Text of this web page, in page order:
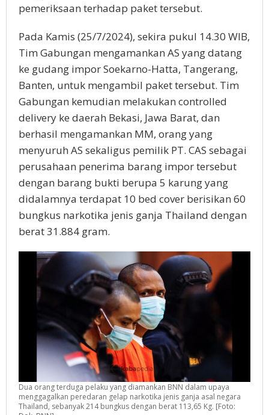
pemeriksaan terhadap paket tersebut.
Pada Kamis (25/7/2024), sekira pukul 14.30 WIB,
Tim Gabungan mengamankan AS yang datang
ke gudang impor Soekarno-Hatta, Tangerang,
Banten, untuk mengambil paket tersebut. Tim
Gabungan kemudian melakukan controlled
delivery ke daerah Bekasi, Jawa Barat, dan
berhasil mengamankan MM, orang yang
menyuruh AS sekaligus pemilik PT. CAS sebagai
perusahaan penerima barang impor tersebut
dengan barang bukti berupa 5 karung yang
didalamnya terdapat 10 bed cover berisikan 60
bungkus narkotika jenis ganja Thailand dengan
berat 31.884 gram.
Dua orang terduga pelaku yang diamankan BNN dalam upaya
menggagalkan peredaran gelap narkotika jenis ganja asal negara
Thailand, sebanyak 214 bungkus dengan berat 113,65 Kg. [Foto: